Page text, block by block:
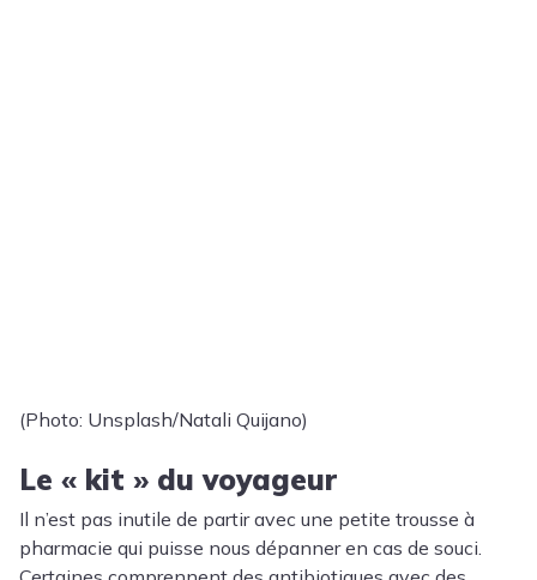
(Photo: Unsplash/Natali Quijano)
Le « kit » du voyageur
Il n’est pas inutile de partir avec une petite trousse à
pharmacie qui puisse nous dépanner en cas de souci.